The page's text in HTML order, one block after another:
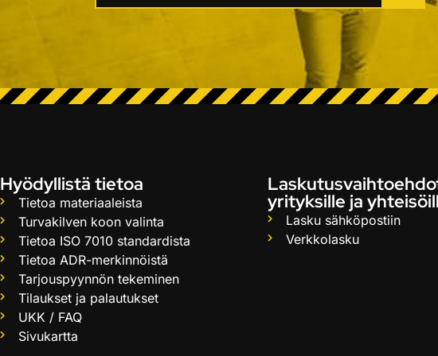
Hyödyllistä tietoa
Tietoa materiaaleista
Turvakilven koon valinta
Tietoa ISO 7010 standardista
Tietoa ADR-merkinnöistä
Tarjouspyynnön tekeminen
Tilaukset ja palautukset
UKK / FAQ
Sivukartta
yrityksille ja
Lasku sähköpostiin
Verkkolasku